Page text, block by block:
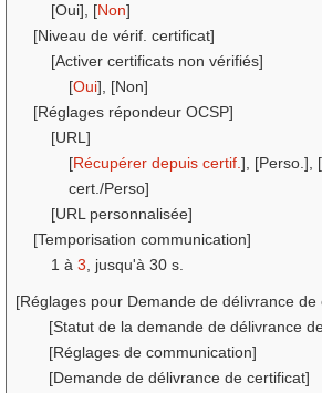
[Oui], [Non]
[Niveau de vérif. certificat]
[Activer certificats non vérifiés]
[Oui], [Non]
[Réglages répondeur OCSP]
[URL]
[Récupérer depuis certif. ], [Perso.],
cert./Perso]
[URL personnalisée]
[Temporisation communication]
1 à 3 , jusqu'à 30 s.
[Réglages pour Demande de délivrance de
[Statut de la demande de délivrance
[Réglages de communication]
[Demande de délivrance de certificat]